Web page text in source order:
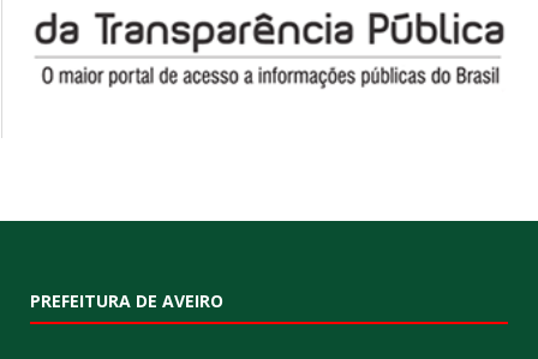
PREFEITURA DE AVEIRO